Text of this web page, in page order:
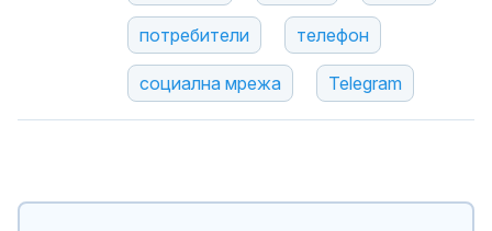
потребители телефон
социална мрежа Telegram